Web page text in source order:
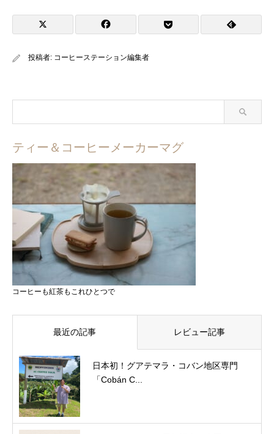
投稿者: コーヒーステーション編集者
ティー＆コーヒーメーカーマグ
コーヒーも紅茶もこれひとつで
最近の記事 レビュー記事
日本初！グアテマラ・コバン地区専門
「Cobán C...